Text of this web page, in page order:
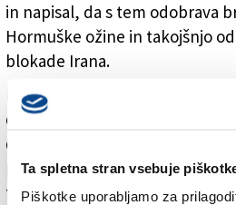
Ta spletna stran vsebuje
Piškotke uporabljamo za
in napisal, da s tem odobrava
Hormuške ožine in takojšnjo
blokade Irana.
Kmalu zatem je Garibabadi v
dejal, da sporazum takoj
državama, ki bosta v dveh
pogovore o končnem
tiskovna agencija AFP. ZDA in